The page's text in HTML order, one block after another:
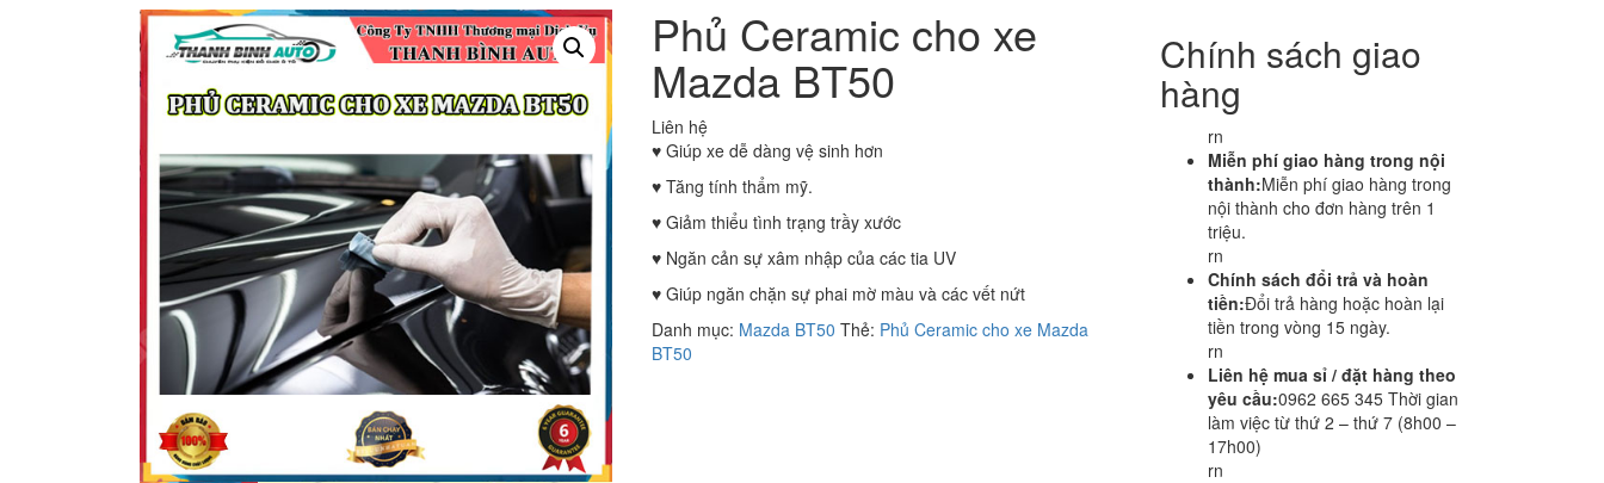
Phủ Ceramic cho xe
Mazda BT50
Liên hệ
♥︎ Giúp xe dễ dàng vệ sinh hơn
♥︎ Tăng tính thẩm mỹ.
♥︎ Giảm thiểu tình trạng trầy xước
♥︎ Ngăn cản sự xâm nhập của các tia UV
♥︎ Giúp ngăn chặn sự phai mờ màu và các vết nứt
Danh mục: Mazda BT50 Thẻ: Phủ Ceramic cho xe Mazda
BT50
Chính sách giao
hàng
rn
Miễn phí giao hàng trong nội
thành:Miễn phí giao hàng trong
nội thành cho đơn hàng trên 1
triệu.
rn
Chính sách đổi trả và hoàn
tiền:Đổi trả hàng hoặc hoàn lại
tiền trong vòng 15 ngày.
rn
Liên hệ mua sỉ / đặt hàng theo
yêu cầu:0962 665 345 Thời gian
làm việc từ thứ 2 – thứ 7 (8h00 –
17h00)
rn